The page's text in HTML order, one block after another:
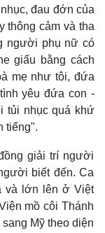
- Gia đình
đau đớn của
thông cảm và tha
người phụ nữ có
giấu bằng cách
mẹ như tôi, đứa
yêu đứa con -
tủi nhục quá khứ
tiếng".
giải trí người
biết đến. Ca
và lớn lên ở Việt
mồ côi Thánh
Mỹ theo diện